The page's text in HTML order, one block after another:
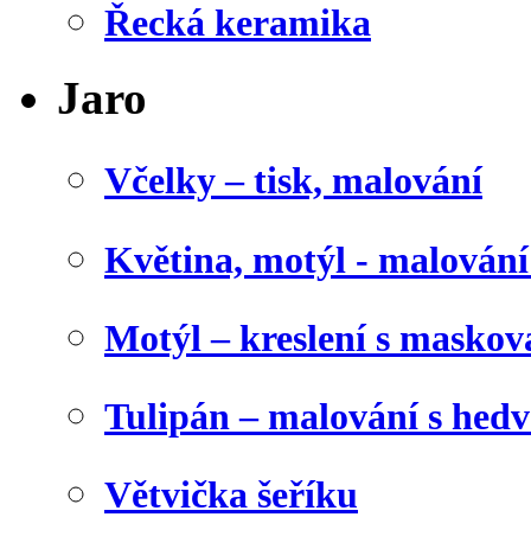
Řecká keramika
Jaro
Včelky – tisk, malování
Květina, motýl -
Motýl – kreslení s
Tulipán – malování s
Větvička šeříku